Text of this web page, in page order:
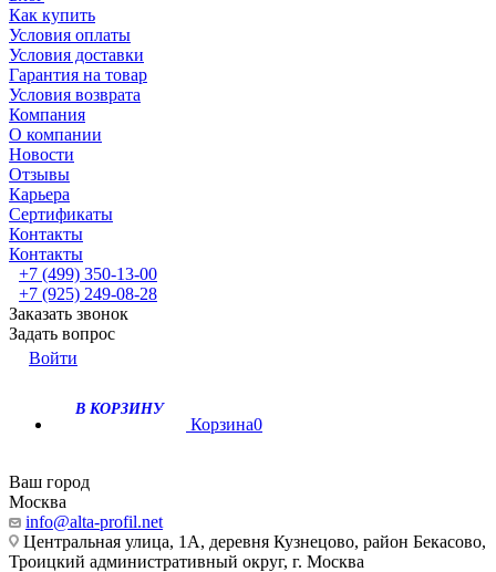
Как купить
Условия оплаты
Условия доставки
Гарантия на товар
Условия возврата
Компания
О компании
Новости
Отзывы
Карьера
Сертификаты
Контакты
Контакты
+7 (499) 350-13-00
+7 (925) 249-08-28
Заказать звонок
Задать вопрос
Войти
В КОРЗИНУ
Корзина0
Ваш город
Москва
info@alta-profil.net
Центральная улица, 1А, деревня Кузнецово, район Бекасово,
Троицкий административный округ, г. Москва